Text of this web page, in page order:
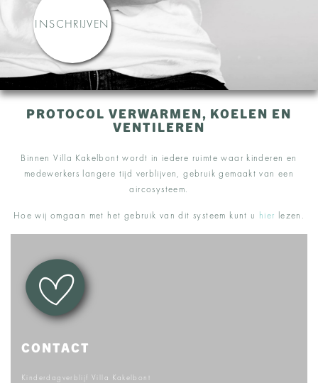
INSCHRIJVEN
PROTOCOL VERWARMEN, KOELEN EN
VENTILEREN
Binnen Villa Kakelbont wordt in iedere ruimte waar kinderen en
medewerkers langere tijd verblijven, gebruik gemaakt van een
aircosysteem.
Hoe wij omgaan met het gebruik van dit systeem kunt u hier lezen.
CONTACT
Kinderdagverblijf Villa Kakelbont